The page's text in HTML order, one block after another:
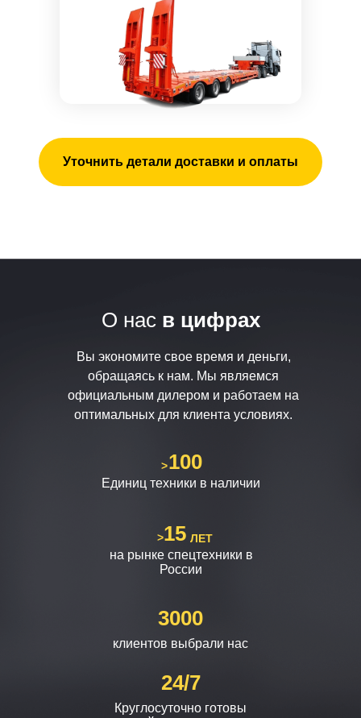
Уточнить детали доставки и оплаты
О нас в цифрах
15
> ЛЕТ
на рынке спецтехники в
России
Вы экономите свое время и деньги,
обращаясь к нам. Мы являемся
официальным дилером и работаем на
оптимальных для клиента условиях.
клиентов выбрали нас
3000
100
>
Единиц техники в наличии
Круглосуточно готовы
24/7